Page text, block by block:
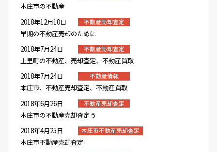
本庄市の不動産
2018年12月10日
不動産売却査定
早期の不動産売却のために
2018年7月24日
不動産売却査定
上里町の不動産、売却査定、不動産買取
2018年7月24日
不動産情報
本庄市、不動産売却査定、不動産買取
2018年6月26日
不動産売却査定
本庄市の不動産売却査定う
2018年4月25日
本庄市不動産売却査定
本庄市不動産売却査定